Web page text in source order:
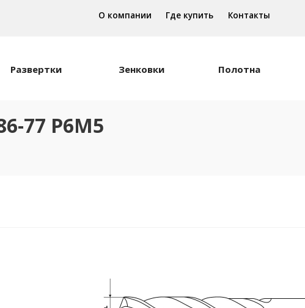
О компании Где купить Контакты
Развертки Зенковки Полотна
77 Р6М5